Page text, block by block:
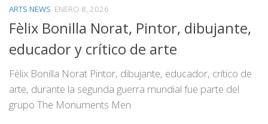
ARTS NEWS ENERO 8, 2026
Fèlix Bonilla Norat, Pintor, dibujante,
educador y crítico de arte
Fèlix Bonilla Norat Pintor, dibujante, educador, crítico de
arte, durante la segunda guerra mundial fue parte del
grupo The Monuments Men